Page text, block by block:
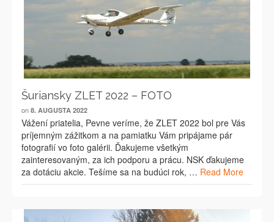
Šuriansky ZLET 2022 – FOTO
on 8. AUGUSTA 2022
Vážení priatelia, Pevne veríme, že ZLET 2022 bol pre Vás
príjemným zážitkom a na pamiatku Vám pripájame pár
fotografií vo foto galérii. Ďakujeme všetkým
zainteresovaným, za ich podporu a prácu. NSK ďakujeme
za dotáciu akcie. Tešíme sa na budúci rok, … Read More